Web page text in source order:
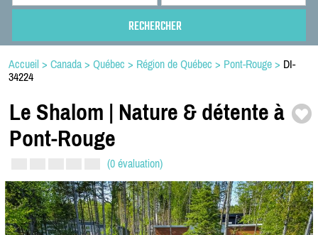
Accueil > Canada > Québec > Région de Québec > Pont-Rouge > DI-
34224
Le Shalom | Nature & détente à
Pont-Rouge
(0 évaluation)